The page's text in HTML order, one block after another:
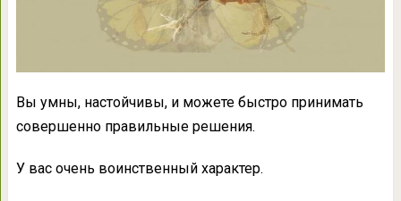
Вы умны, настойчивы, и можете быстро принимать
совершенно правильные решения.
У вас очень воинственный характер.